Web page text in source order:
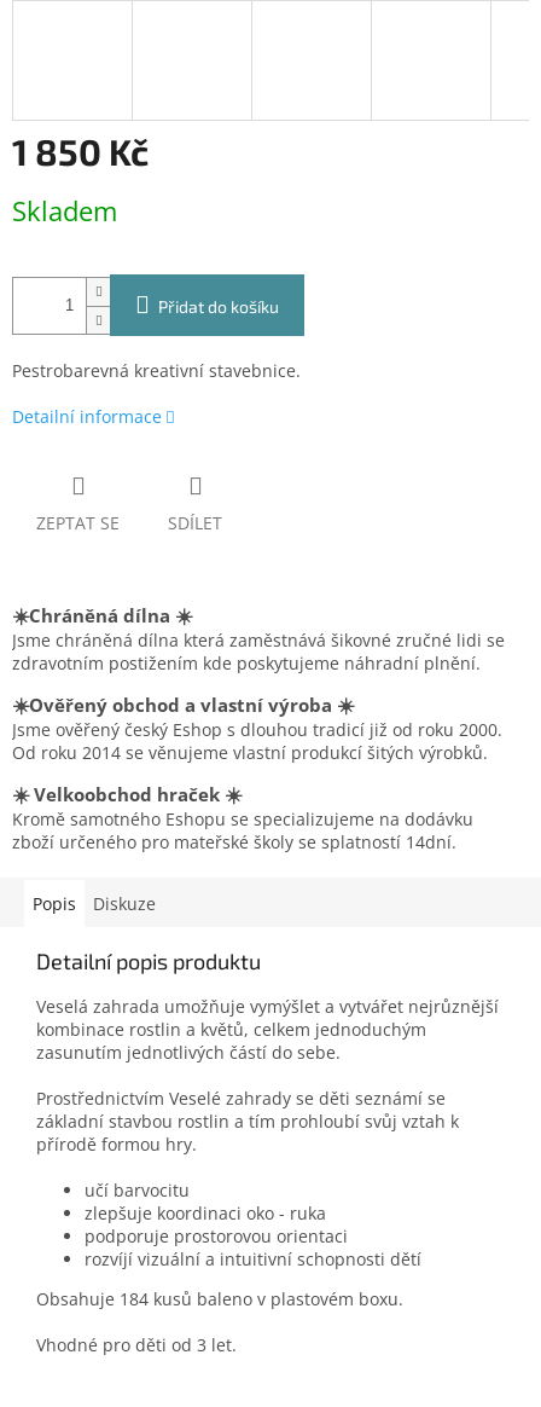
1 850 Kč
cena:
Skladem
Přidat do košíku
Pestrobarevná kreativní stavebnice.
Detailní informace
ZEPTAT SE SDÍLET
☀️Chráněná dílna ☀️
Jsme chráněná dílna která zaměstnává šikovné zručné lidi se
zdravotním postižením kde poskytujeme náhradní plnění.
☀️Ověřený obchod a vlastní výroba ☀️
Jsme ověřený český Eshop s dlouhou tradicí již od roku 2000.
Od roku 2014 se věnujeme vlastní produkcí šitých výrobků.
☀️ Velkoobchod hraček ☀️
Kromě samotného Eshopu se specializujeme na dodávku
zboží určeného pro mateřské školy se splatností 14dní.
Popis Diskuze
Detailní popis produktu
Veselá zahrada umožňuje vymýšlet a vytvářet nejrůznější
kombinace rostlin a květů, celkem jednoduchým
zasunutím jednotlivých částí do sebe.
Prostřednictvím Veselé zahrady se děti seznámí se
základní stavbou rostlin a tím prohloubí svůj vztah k
přírodě formou hry.
učí barvocitu
zlepšuje koordinaci oko - ruka
podporuje prostorovou orientaci
rozvíjí vizuální a intuitivní schopnosti dětí
Obsahuje 184 kusů baleno v plastovém boxu.
Vhodné pro děti od 3 let.